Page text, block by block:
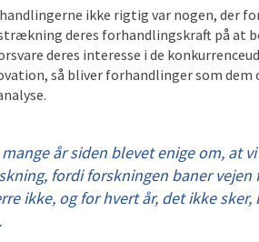
ikke rigtig var nogen, der
deres forhandlingskraft på at
deres interesse i de
så bliver forhandlinger som dem
år siden blevet enige om, at
fordi forskningen baner vejen
ikke, og for hvert år, det ikke sker,